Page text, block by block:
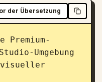
der Übersetzung
Umgebung
visueller